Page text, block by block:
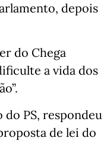
depois
do Chega
a vida dos
PS, respondeu
de lei do